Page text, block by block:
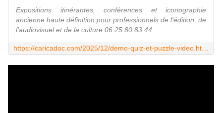
Expositions itinérantes, conférences et iconographie
ancienne haute définition pour professionnels de l'édition, de
l'audiovisuel et de la culture 06 25 80 83 44